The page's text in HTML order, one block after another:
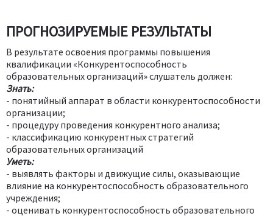
ПРОГНОЗИРУЕМЫЕ РЕЗУЛЬТАТЫ
В результате освоения программы повышения
квалификации «Конкурентоспособность
образовательных организаций» слушатель должен:
Знать:
- понятийный аппарат в области конкурентоспособности
организации;
- процедуру проведения конкурентного анализа;
- классификацию конкурентных стратегий
образовательных организаций
Уметь:
- выявлять факторы и движущие силы, оказывающие
влияние на конкурентоспособность образовательного
учреждения;
- оценивать конкурентоспособность образовательного